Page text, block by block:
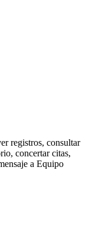
registros, consultar
concertar citas,
a Equipo